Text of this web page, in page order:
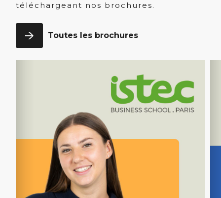
téléchargeant nos brochures.
Toutes les brochures